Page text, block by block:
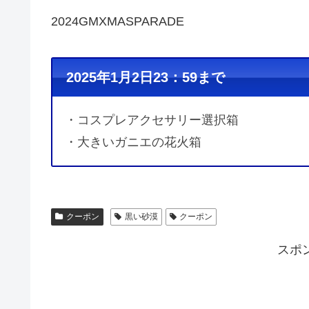
2024GMXMASPARADE
2025年1月2日23：59まで
・コスプレアクセサリー選択箱
・大きいガニエの花火箱
クーポン 黒い砂漠 クーポン
スポ